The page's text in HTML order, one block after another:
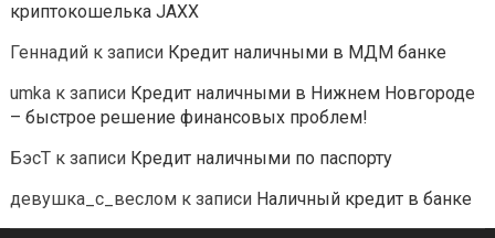
криптокошелька JAXX
Геннадийк записи Кредит наличными в МДМ банке
umkaк записи Кредит наличными в Нижнем Новгороде
– быстрое решение финансовых проблем!
БэсТк записи Кредит наличными по паспорту
девушка_с_весломк записи Наличный кредит в банке